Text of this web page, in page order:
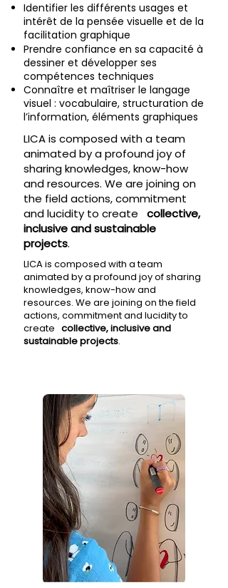
Identifier les différents usages et
intérêt de la pensée visuelle et de la
facilitation graphique
Prendre confiance en sa capacité à
dessiner et développer ses
compétences techniques
Connaître et maîtriser le langage
visuel : vocabulaire, structuration de
l’information, éléments graphiques
LICA is composed with a team
animated by a profound joy of
sharing knowledges, know-how
and resources. We are joining on
the field actions, commitment
and lucidity to create
collective,
inclusive and sustainable
projects.
LICA is composed with a team
animated by a profound joy of sharing
knowledges, know-how and
resources. We are joining on the field
actions, commitment and lucidity to
create collective, inclusive and
sustainable projects.